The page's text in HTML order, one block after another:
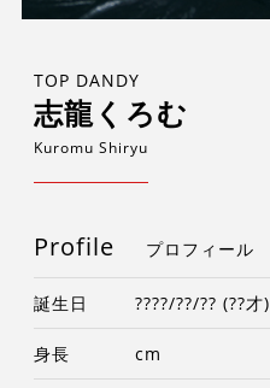
TOP DANDY
志龍くろむ
Kuromu Shiryu
Profile プロフィール
誕生日 ????/??/?? (??才)
身長 cm